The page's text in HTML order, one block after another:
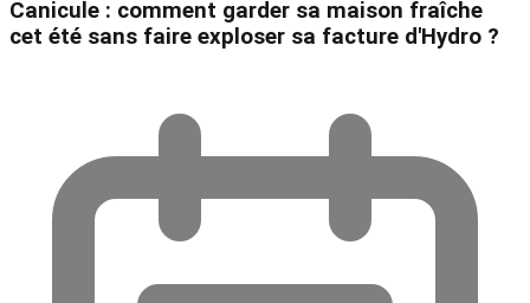
Canicule : comment garder sa maison fraîche
cet été sans faire exploser sa facture d'Hydro ?